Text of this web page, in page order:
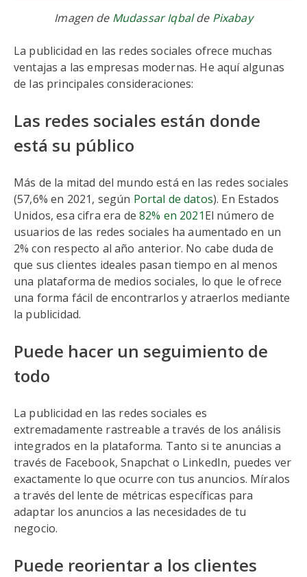
Imagen de Mudassar Iqbalde Pixabay
La publicidad en las redes sociales ofrece muchas
ventajas a las empresas modernas. He aquí algunas
de las principales consideraciones:
Las redes sociales están donde
está su público
Más de la mitad del mundo está en las redes sociales
(57,6% en 2021, según Portal de datos). En Estados
Unidos, esa cifra era de82% en 2021El número de
usuarios de las redes sociales ha aumentado en un
2% con respecto al año anterior. No cabe duda de
que sus clientes ideales pasan tiempo en al menos
una plataforma de medios sociales, lo que le ofrece
una forma fácil de encontrarlos y atraerlos mediante
la publicidad.
Puede hacer un seguimiento de
todo
La publicidad en las redes sociales es
extremadamente rastreable a través de los análisis
integrados en la plataforma. Tanto si te anuncias a
través de Facebook, Snapchat o LinkedIn, puedes ver
exactamente lo que ocurre con tus anuncios. Míralos
a través del lente de métricas específicas para
adaptar los anuncios a las necesidades de tu
negocio.
Puede reorientar a los clientes